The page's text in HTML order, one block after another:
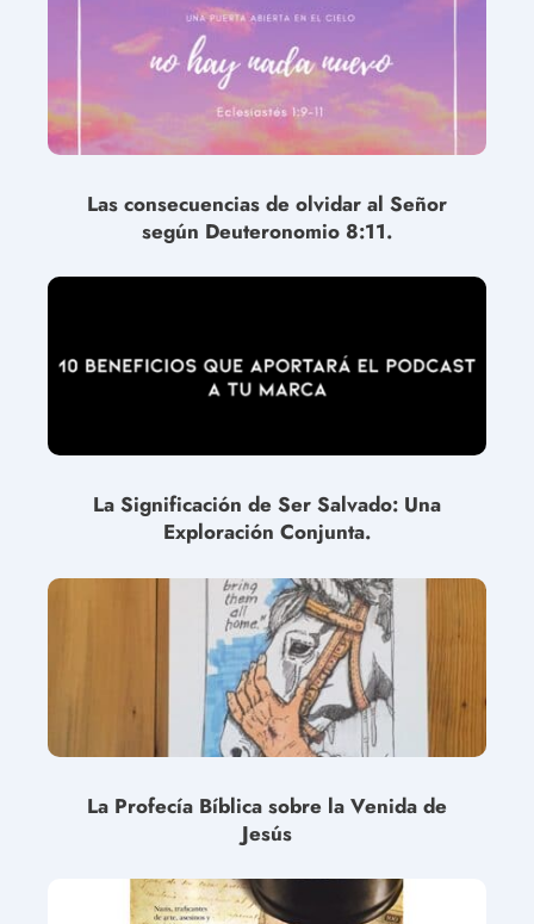
Las consecuencias de olvidar al Señor
según Deuteronomio 8:11.
La Significación de Ser Salvado: Una
Exploración Conjunta.
La Profecía Bíblica sobre la Venida de
Jesús